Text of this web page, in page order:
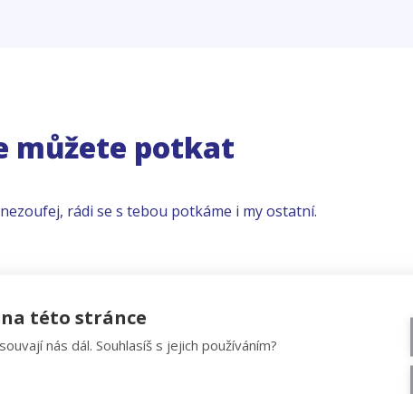
můžete potkat
rádi se s tebou potkáme i my ostatní.
této stránce
nás dál. Souhlasíš s jejich používáním?